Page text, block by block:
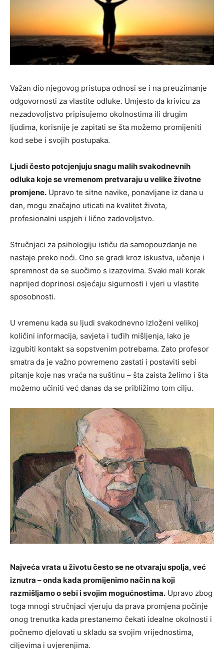
Važan dio njegovog pristupa odnosi se i na preuzimanje
odgovornosti za vlastite odluke. Umjesto da krivicu za
nezadovoljstvo pripisujemo okolnostima ili drugim
ljudima, korisnije je zapitati se šta možemo promijeniti
kod sebe i svojih postupaka.
Ljudi često potcjenjuju snagu malih svakodnevnih
odluka koje se vremenom pretvaraju u velike životne
promjene. Upravo te sitne navike, ponavljane iz dana u
dan, mogu značajno uticati na kvalitet života,
profesionalni uspjeh i lično zadovoljstvo.
Stručnjaci za psihologiju ističu da samopouzdanje ne
nastaje preko noći. Ono se gradi kroz iskustva, učenje i
spremnost da se suočimo s izazovima. Svaki mali korak
naprijed doprinosi osjećaju sigurnosti i vjeri u vlastite
sposobnosti.
U vremenu kada su ljudi svakodnevno izloženi velikoj
količini informacija, savjeta i tuđih mišljenja, lako je
izgubiti kontakt sa sopstvenim potrebama. Zato profesor
smatra da je važno povremeno zastati i postaviti sebi
pitanje koje nas vraća na suštinu – šta zaista želimo i šta
možemo učiniti već danas da se približimo tom cilju.
Najveća vrata u životu često se ne otvaraju spolja, već
iznutra – onda kada promijenimo način na koji
razmišljamo o sebi i svojim mogućnostima. Upravo zbog
toga mnogi stručnjaci vjeruju da prava promjena počinje
onog trenutka kada prestanemo čekati idealne okolnosti i
počnemo djelovati u skladu sa svojim vrijednostima,
ciljevima i uvjerenjima.